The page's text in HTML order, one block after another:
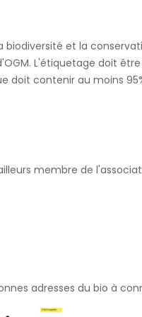
et la
L'étiquetage doit
contenir au moins
membre de
adresses du bio à